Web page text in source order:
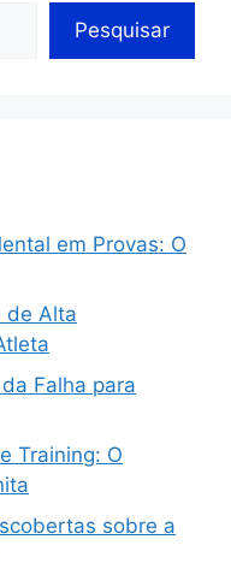
Pesquisar
em Provas: O
de Alta
Falha para
Training: O
sobre a